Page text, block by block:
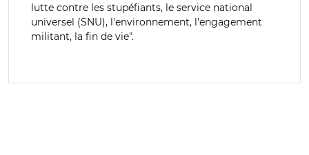
lutte contre les stupéfiants, le service national
universel (SNU), l'environnement, l'engagement
militant, la fin de vie".